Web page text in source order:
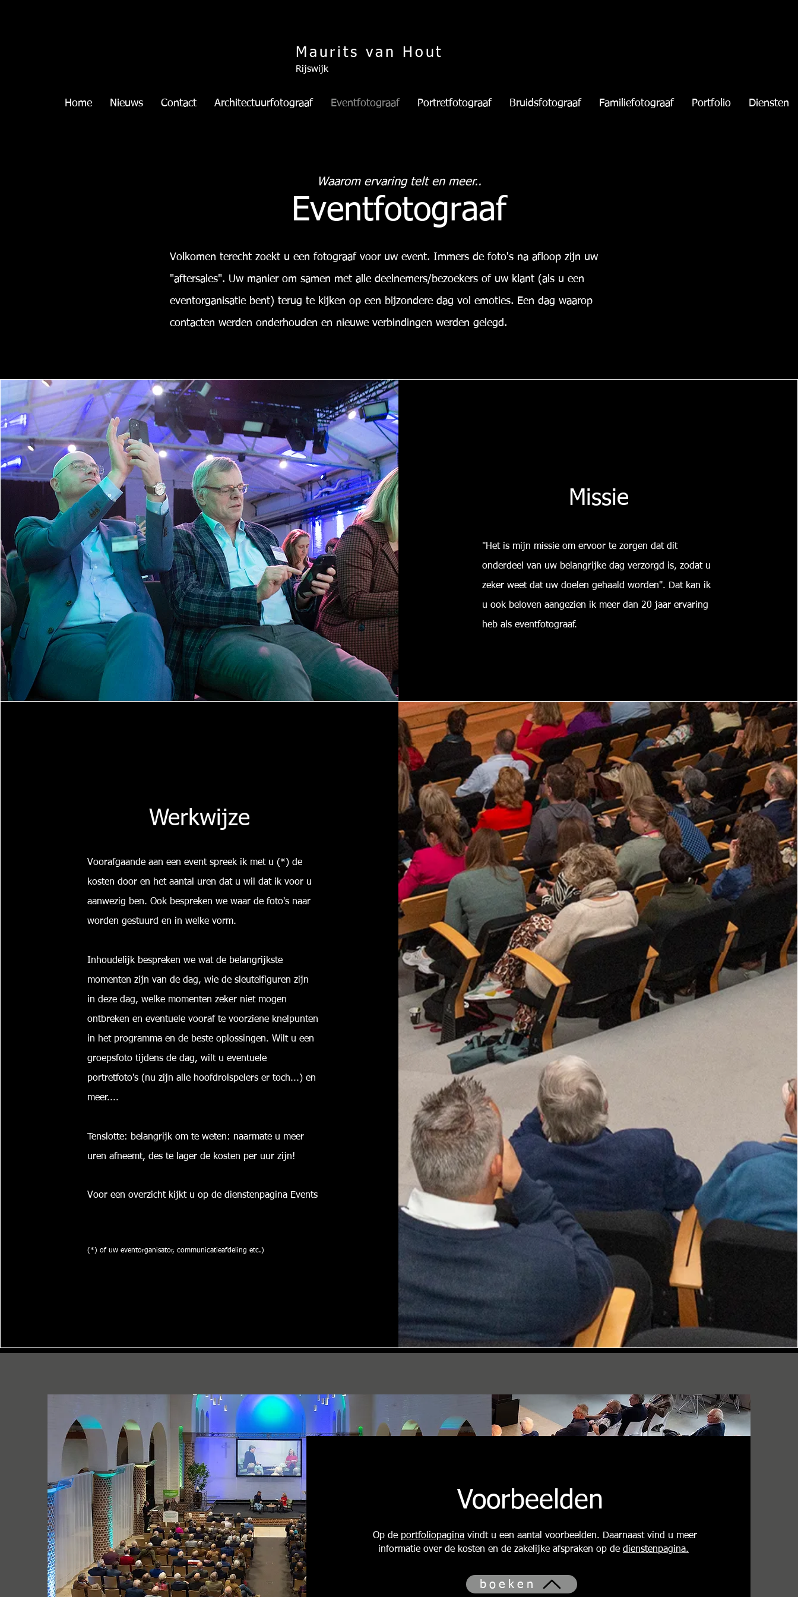
Maurits van Hout
Rijswijk
Home Nieuws Contact Architectuurfotograaf Eventfotograaf Portretfotograaf Bruidsfotograaf Familiefotograaf Portfolio Diensten
Waarom ervaring telt en meer..
Eventfotograaf
Volkomen terecht zoekt u een fotograaf voor uw event. Immers de foto's na afloop zijn uw
"aftersales". Uw manier om samen met alle deelnemers/bezoekers of uw klant (als u een
eventorganisatie bent) terug te kijken op een bijzondere dag vol emoties. Een dag waarop
contacten werden onderhouden en nieuwe verbindingen werden gelegd.
Missie
"Het is mijn missie om ervoor te zorgen dat dit
onderdeel van uw belangrijke dag verzorgd is, zodat u
zeker weet dat uw doelen gehaald worden". Dat kan ik
u ook beloven aangezien ik meer dan 20 jaar ervaring
heb als eventfotograaf.
Werkwijze
Voorafgaande aan een event spreek ik met u (*) de
kosten door en het aantal uren dat u wil dat ik voor u
aanwezig ben. Ook bespreken we waar de foto's naar
worden gestuurd en in welke vorm.
Inhoudelijk bespreken we wat de belangrijkste
momenten zijn van de dag, wie de sleutelfiguren zijn
in deze dag, welke momenten zeker niet mogen
ontbreken en eventuele vooraf te voorziene knelpunten
in het programma en de beste oplossingen. Wilt u een
groepsfoto tijdens de dag, wilt u eventuele
portretfoto's (nu zijn alle hoofdrolspelers er toch...) en
meer....
Tenslotte: belangrijk om te weten: naarmate u meer
uren afneemt, des te lager de kosten per uur zijn!
Voor een overzicht kijkt u op de dienstenpagina Events
(*) of uw eventorganisator, communicatieafdeling etc.)
Voorbeelden
Op de portfoliopagina vindt u een aantal voorbeelden. Daarnaast vind u meer
informatie over de kosten en de zakelijke afspraken op dedienstenpagina.
boeken